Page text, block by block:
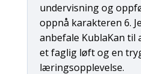
undervisning og
oppnå karakteren 6.
anbefale KublaKan til
et faglig løft og en
læringsopplevelse.